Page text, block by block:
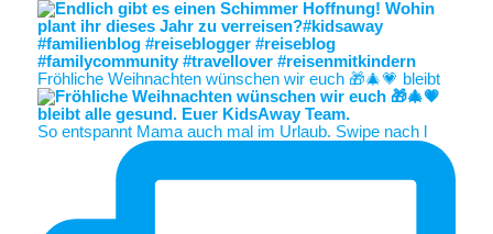
Fröhliche Weihnachten wünschen wir euch 🎁🎄💗 bleibt
So entspannt Mama auch mal im Urlaub. Swipe nach l